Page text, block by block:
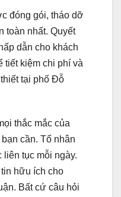
đóng gói, tháo dỡ
toàn nhất. Quyết
dẫn cho khách
tiết kiệm chi phí và
tại phố Đỗ
thắc mắc của
cần. Tổ nhân
liên tục mỗi ngày.
hữu ích cho
Bất cứ câu hỏi